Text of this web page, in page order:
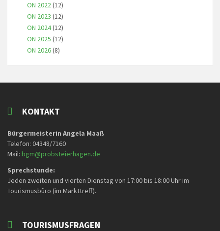
ON 2022(12)
ON 2023 (12)
ON 2024(12)
ON 2025 (12)
ON 2026(8)
KONTAKT
Bürgermeisterin Angela Maaß
Telefon: 04348/7160
Mail: bgm@probsteierhagen.de
Sprechstunde:
Jeden zweiten und vierten Dienstag von 17:00 bis 18:00 Uhr im
Tourismusbüro (im Markttreff).
TOURISMUSFRAGEN